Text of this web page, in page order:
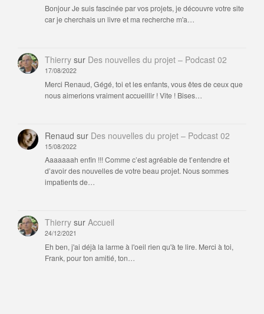
Bonjour Je suis fascinée par vos projets, je découvre votre site
car je cherchais un livre et ma recherche m'a…
Thierrysur Des nouvelles du projet – Podcast 02
17/08/2022
Merci Renaud, Gégé, toi et les enfants, vous êtes de ceux que
nous aimerions vraiment accueillir ! Vite ! Bises…
Renaud sur Des nouvelles du projet – Podcast 02
15/08/2022
Aaaaaaah enfin !!! Comme c’est agréable de t’entendre et
d’avoir des nouvelles de votre beau projet. Nous sommes
impatients de…
Thierrysur Accueil
24/12/2021
Eh ben, j'ai déjà la larme à l'oeil rien qu'à te lire. Merci à toi,
Frank, pour ton amitié, ton…